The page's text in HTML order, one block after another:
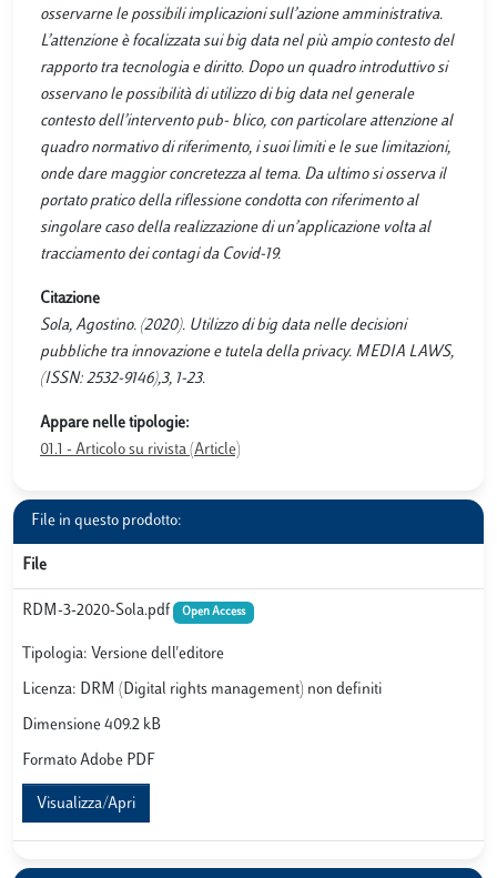
osservarne le possibili implicazioni sull’azione amministrativa.
L’attenzione è focalizzata sui big data nel più ampio contesto del
rapporto tra tecnologia e diritto. Dopo un quadro introduttivo si
osservano le possibilità di utilizzo di big data nel generale
contesto dell’intervento pub- blico, con particolare attenzione al
quadro normativo di riferimento, i suoi limiti e le sue limitazioni,
onde dare maggior concretezza al tema. Da ultimo si osserva il
portato pratico della riflessione condotta con riferimento al
singolare caso della realizzazione di un’applicazione volta al
tracciamento dei contagi da Covid-19.
Citazione
Sola, Agostino. (2020). Utilizzo di big data nelle decisioni
pubbliche tra innovazione e tutela della privacy. MEDIA LAWS,
(ISSN: 2532-9146),3, 1-23.
Appare nelle tipologie:
01.1 - Articolo su rivista (Article)
File in questo prodotto:
File
RDM-3-2020-Sola.pdf Open Access
Tipologia: Versione dell'editore
Licenza: DRM (Digital rights management) non definiti
Dimensione 409.2 kB
Formato Adobe PDF
Visualizza/Apri